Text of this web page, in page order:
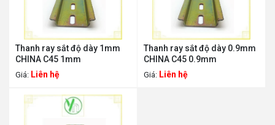
Thanh ray sắt độ dày 1mm
CHINA C45 1mm
Giá: Liên hệ
Thanh ray sắt độ dày 0.9mm
CHINA C45 0.9mm
Giá: Liên hệ